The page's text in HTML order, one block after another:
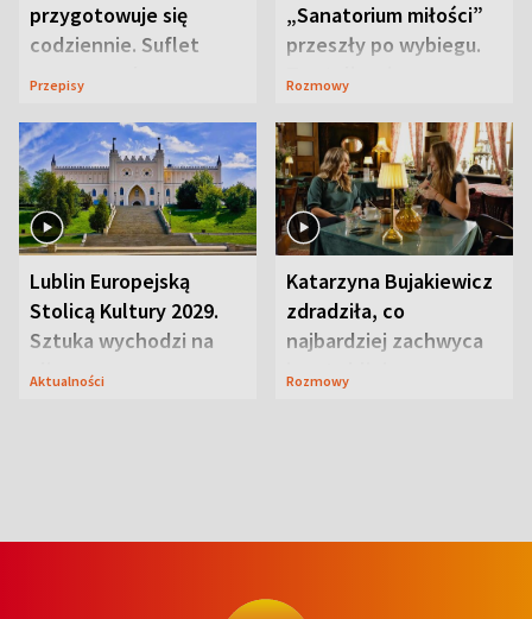
przygotowuje się
codziennie. Suflet
serowy zachwyca
Przepisy
„Sanatorium miłości”
przeszły po wybiegu.
Te stylizacje
Rozmowy
Lublin Europejską
Stolicą Kultury 2029.
Sztuka wychodzi na
ulice
Aktualności
Katarzyna Bujakiewicz
zdradziła, co
najbardziej zachwyca
ją w Lublinie
Rozmowy